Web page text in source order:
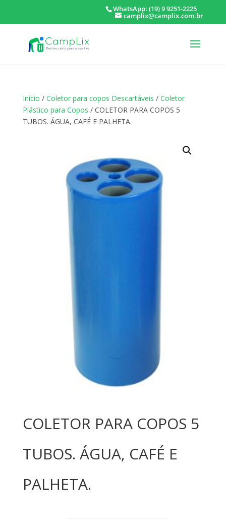
WhatsApp: (19) 9 9251-2225
camplix@camplix.com.br
Início / Coletor para copos Descartáveis / Coletor
Plástico para Copos / COLETOR PARA COPOS 5
TUBOS. ÁGUA, CAFÉ E PALHETA.
COLETOR PARA COPOS 5
TUBOS. ÁGUA, CAFÉ E
PALHETA.